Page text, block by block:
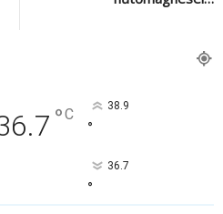
°C 38.9
°
36.7
°